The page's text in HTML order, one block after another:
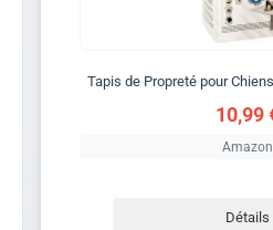
Tapis de Propreté pour
10,99
Amazon
Détails